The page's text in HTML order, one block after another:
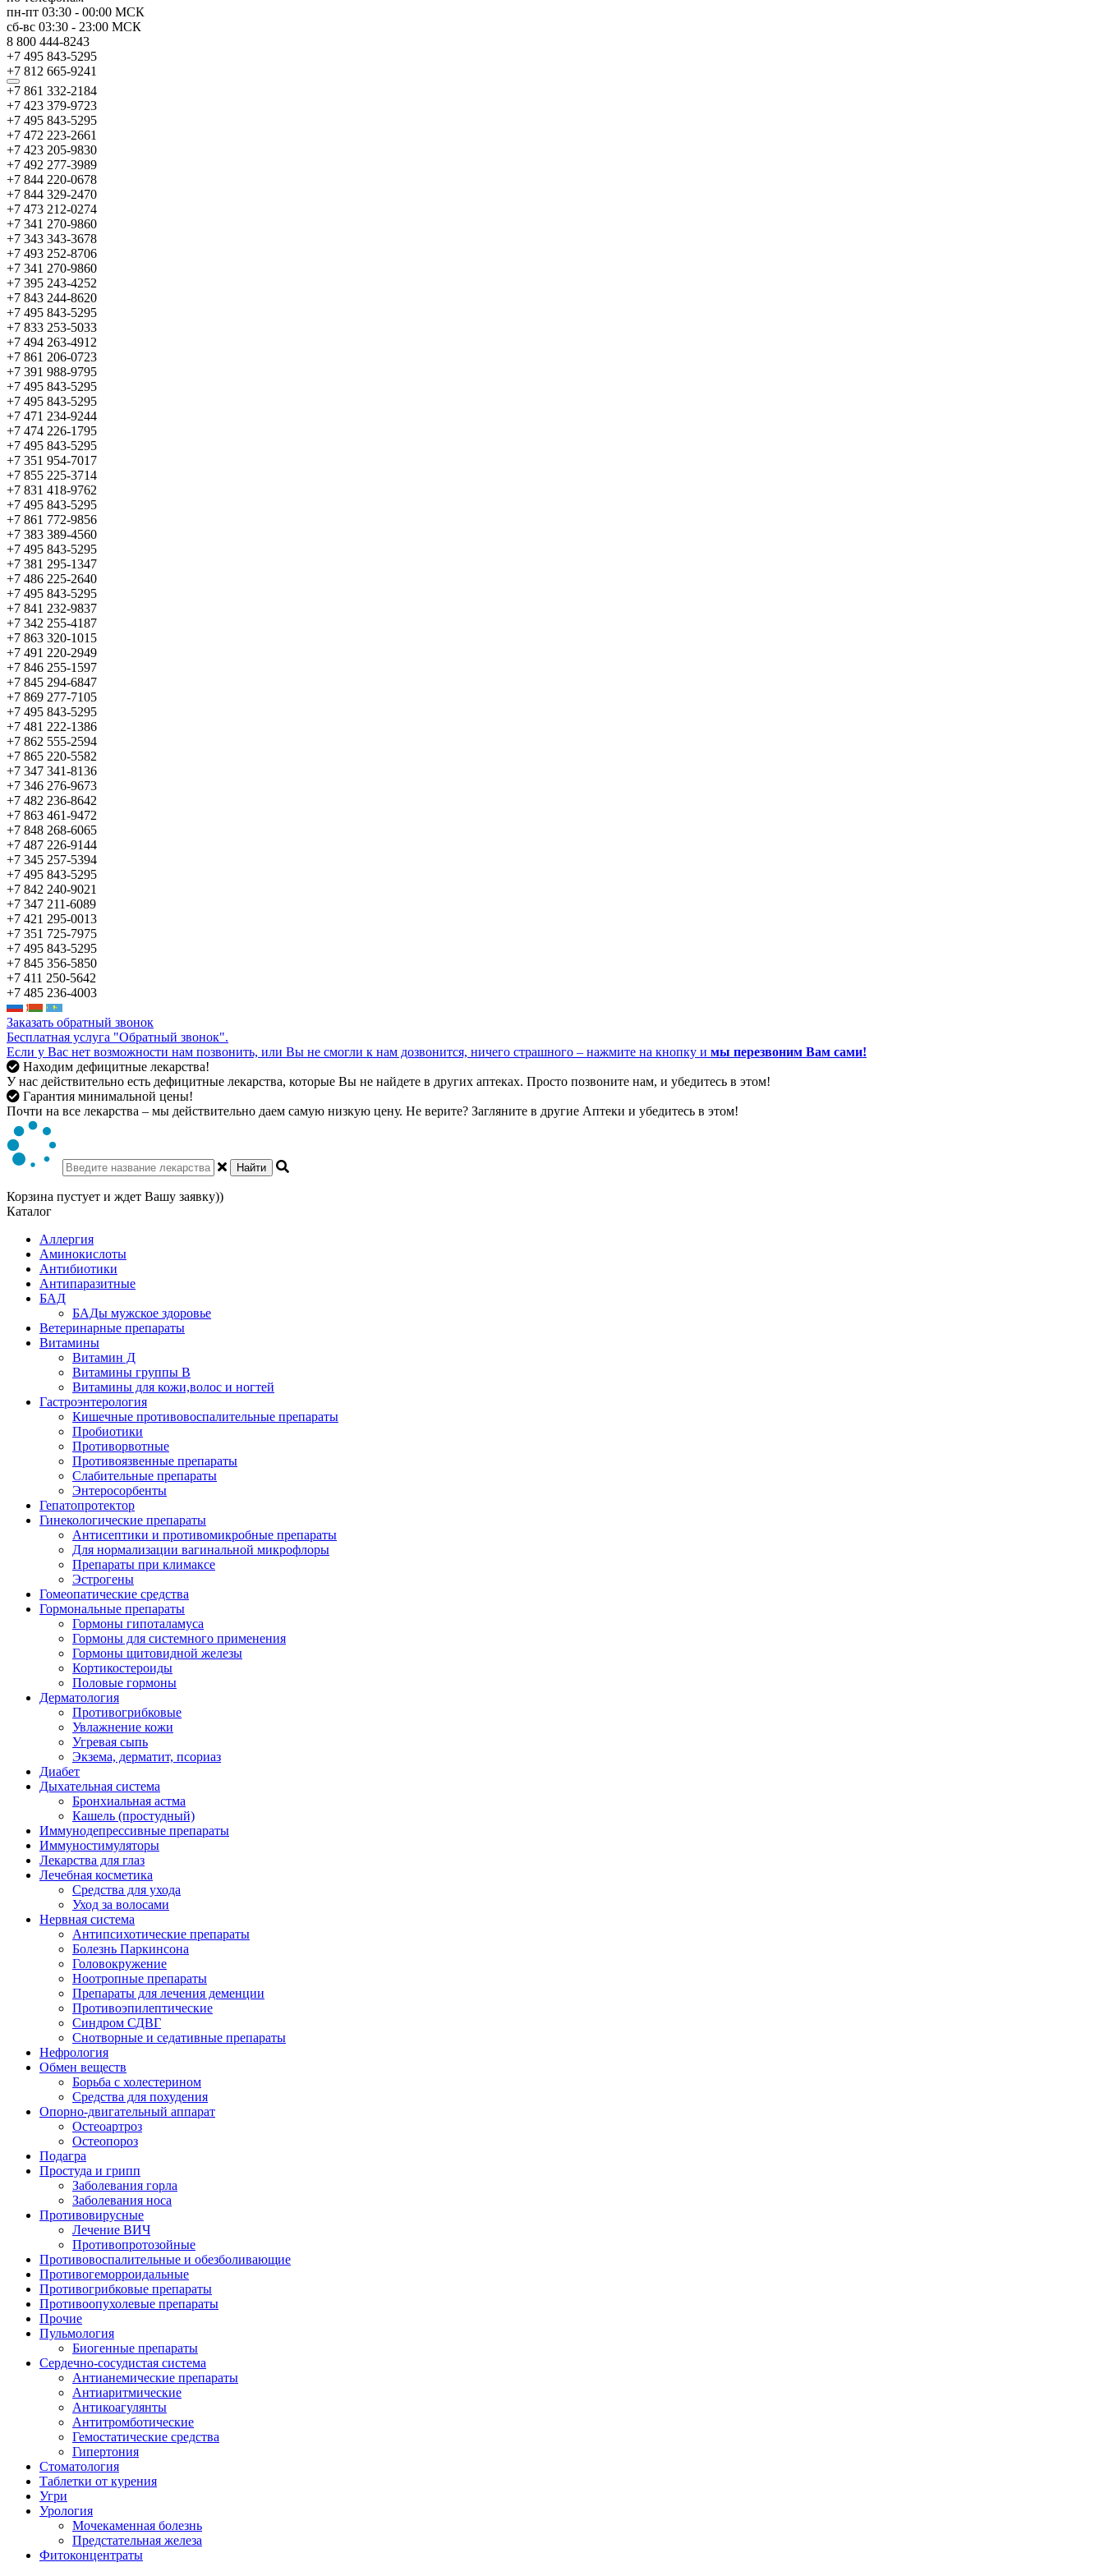
пн-пт 03:30 - 00:00 МСК
сб-вс 03:30 - 23:00 МСК
8 800 444-8243
+7 495 843-5295
+7 812 665-9241
+7 861 332-2184
+7 423 379-9723
+7 495 843-5295
+7 472 223-2661
+7 423 205-9830
+7 492 277-3989
+7 844 220-0678
+7 844 329-2470
+7 473 212-0274
+7 341 270-9860
+7 343 343-3678
+7 493 252-8706
+7 341 270-9860
+7 395 243-4252
+7 843 244-8620
+7 495 843-5295
+7 833 253-5033
+7 494 263-4912
+7 861 206-0723
+7 391 988-9795
+7 495 843-5295
+7 495 843-5295
+7 471 234-9244
+7 474 226-1795
+7 495 843-5295
+7 351 954-7017
+7 855 225-3714
+7 831 418-9762
+7 495 843-5295
+7 861 772-9856
+7 383 389-4560
+7 495 843-5295
+7 381 295-1347
+7 486 225-2640
+7 495 843-5295
+7 841 232-9837
+7 342 255-4187
+7 863 320-1015
+7 491 220-2949
+7 846 255-1597
+7 845 294-6847
+7 869 277-7105
+7 495 843-5295
+7 481 222-1386
+7 862 555-2594
+7 865 220-5582
+7 347 341-8136
+7 346 276-9673
+7 482 236-8642
+7 863 461-9472
+7 848 268-6065
+7 487 226-9144
+7 345 257-5394
+7 495 843-5295
+7 842 240-9021
+7 347 211-6089
+7 421 295-0013
+7 351 725-7975
+7 495 843-5295
+7 845 356-5850
+7 411 250-5642
+7 485 236-4003
Заказать обратный звонок
Бесплатная услуга "Обратный звонок".
Если у Вас нет возможности нам позвонить, или Вы не смогли к нам дозвонится, ничего страшного – нажмите на кнопку и мы перезвоним Вам сами!
Находим дефицитные лекарства!
У нас действительно есть дефицитные лекарства, которые Вы не найдете в других аптеках. Просто позвоните нам, и убедитесь в этом!
Гарантия минимальной цены!
Почти на все лекарства – мы действительно даем самую низкую цену. Не верите? Загляните в другие Аптеки и убедитесь в этом!
Найти
Корзина пустует и ждет Вашу заявку))
Каталог
Аллергия
Аминокислоты
Антибиотики
Антипаразитные
БАД
БАДы мужское здоровье
Ветеринарные препараты
Витамины
Витамин Д
Витамины группы В
Витамины для кожи,волос и ногтей
Гастроэнтерология
Кишечные противовоспалительные препараты
Пробиотики
Противорвотные
Противоязвенные препараты
Слабительные препараты
Энтеросорбенты
Гепатопротектор
Гинекологические препараты
Антисептики и противомикробные препараты
Для нормализации вагинальной микрофлоры
Препараты при климаксе
Эстрогены
Гомеопатические средства
Гормональные препараты
Гормоны гипоталамуса
Гормоны для системного применения
Гормоны щитовидной железы
Кортикостероиды
Половые гормоны
Дерматология
Противогрибковые
Увлажнение кожи
Угревая сыпь
Экзема, дерматит, псориаз
Диабет
Дыхательная система
Бронхиальная астма
Кашель (простудный)
Иммунодепрессивные препараты
Иммуностимуляторы
Лекарства для глаз
Лечебная косметика
Средства для ухода
Уход за волосами
Нервная система
Антипсихотические препараты
Болезнь Паркинсона
Головокружение
Ноотропные препараты
Препараты для лечения деменции
Противоэпилептические
Синдром СДВГ
Снотворные и седативные препараты
Нефрология
Обмен веществ
Борьба с холестерином
Средства для похудения
Опорно-двигательный аппарат
Остеоартроз
Остеопороз
Подагра
Простуда и грипп
Заболевания горла
Заболевания носа
Противовирусные
Лечение ВИЧ
Противопротозойные
Противовоспалительные и обезболивающие
Противогеморроидальные
Противогрибковые препараты
Противоопухолевые препараты
Прочие
Пульмология
Биогенные препараты
Сердечно-сосудистая система
Антианемические препараты
Антиаритмические
Антикоагулянты
Антитромботические
Гемостатические средства
Гипертония
Стоматология
Таблетки от курения
Угри
Урология
Мочекаменная болезнь
Предстательная железа
Фитоконцентраты